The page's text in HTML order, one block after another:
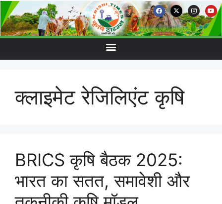
क्लाइमेट रेजिलिएंट कृषि
BRICS कृषि बैठक 2025:
भारत का सतत, समावेशी और